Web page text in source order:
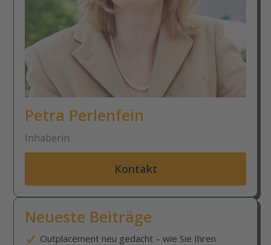
Petra Perlenfein
Inhaberin
Kontakt
Neueste Beiträge
Outplacement neu gedacht – wie Sie Ihren